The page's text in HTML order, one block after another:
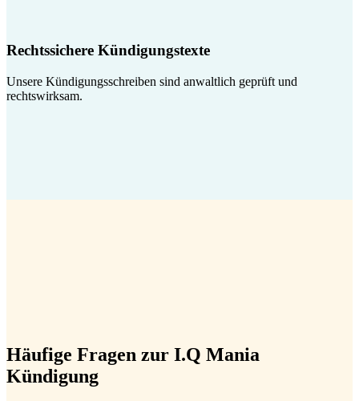
Rechtssichere Kündigungstexte
Unsere Kündigungsschreiben sind anwaltlich geprüft und
rechtswirksam.
Häufige Fragen zur I.Q Mania
Kündigung